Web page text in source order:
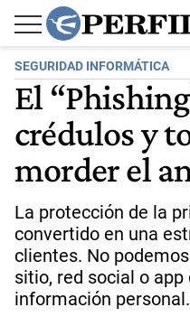
SEGURIDAD INFORMÁTICA
El
crédulos y
morder el
La protección de la
convertido en una
clientes. No
sitio, red social o app
información